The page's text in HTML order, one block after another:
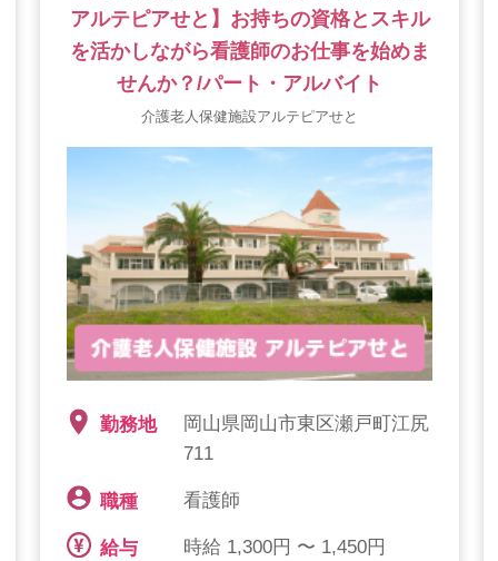
アルテピアせと】お持ちの資格とスキル
を活かしながら看護師のお仕事を始めま
せんか？/パート・アルバイト
介護老人保健施設アルテピアせと
勤務地
岡山県岡山市東区瀬戸町江尻
711
職種 看護師
給与 時給 1,300円 〜 1,450円